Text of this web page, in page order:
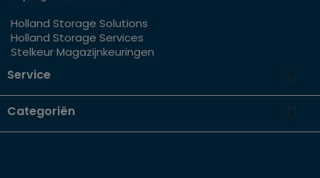
Holland Storage Solutions
Holland Storage Services
Stelkeur Magazijnkeuringen
Service 
Categoriën 